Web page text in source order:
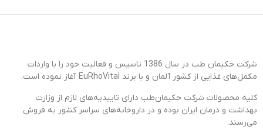
شرکت حکیمان طب در سال 1386 تاسیس و فعالیت خود را با واردات
مکمل‌های غذایی از کشور آلمان و با برند EuRhoVital آغاز نموده است.
کلیه محصولات شرکت حکیمان‌طب دارای تاییدیه‌های لازم از وزارت
بهداشت و درمان ایران بوده و در داروخانه‌های سراسر کشور به فروش
می‌رسند.